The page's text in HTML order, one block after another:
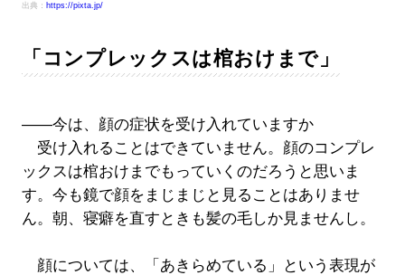
出典： https://pixta.jp/
「コンプレックスは棺おけまで」
――今は、顔の症状を受け入れていますか
受け入れることはできていません。顔のコンプレ
ックスは棺おけまでもっていくのだろうと思いま
す。今も鏡で顔をまじまじと見ることはありませ
ん。朝、寝癖を直すときも髪の毛しか見ませんし。
顔については、「あきらめている」という表現が